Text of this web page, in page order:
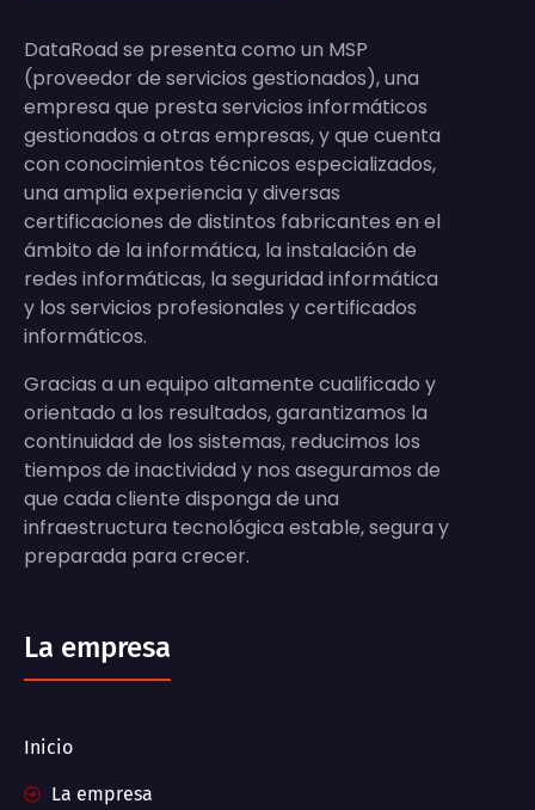
DataRoad se presenta como un MSP
(proveedor de servicios gestionados), una
empresa que presta servicios informáticos
gestionados a otras empresas, y que cuenta
con conocimientos técnicos especializados,
una amplia experiencia y diversas
certificaciones de distintos fabricantes en el
ámbito de la informática, la instalación de
redes informáticas, la seguridad informática
y los servicios profesionales y certificados
informáticos.
Gracias a un equipo altamente cualificado y
orientado a los resultados, garantizamos la
continuidad de los sistemas, reducimos los
tiempos de inactividad y nos aseguramos de
que cada cliente disponga de una
infraestructura tecnológica estable, segura y
preparada para crecer.
La empresa
Inicio
La empresa